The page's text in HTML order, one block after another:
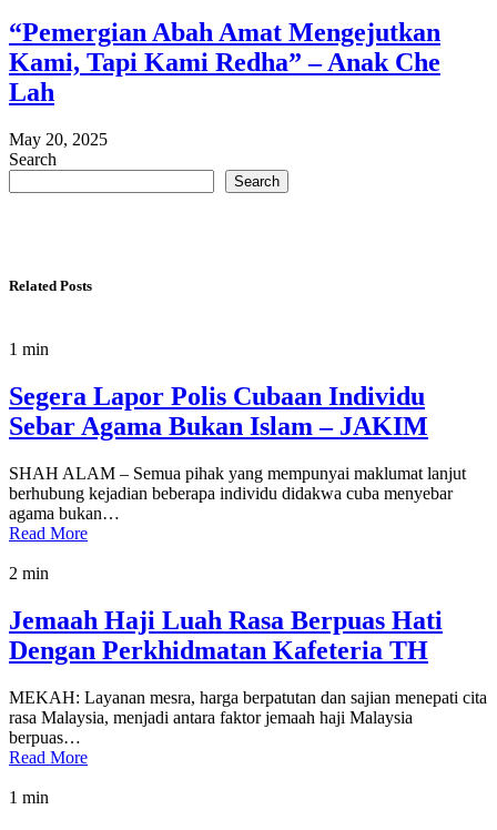
“Pemergian Abah Amat Mengejutkan
Kami, Tapi Kami Redha” – Anak Che
Lah
May 20, 2025
Search
Search
Related Posts
1 min
Segera Lapor Polis Cubaan Individu
Sebar Agama Bukan Islam – JAKIM
SHAH ALAM – Semua pihak yang mempunyai maklumat lanjut
berhubung kejadian beberapa individu didakwa cuba menyebar
agama bukan…
Read More
2 min
Jemaah Haji Luah Rasa Berpuas Hati
Dengan Perkhidmatan Kafeteria TH
MEKAH: Layanan mesra, harga berpatutan dan sajian menepati cita
rasa Malaysia, menjadi antara faktor jemaah haji Malaysia
berpuas…
Read More
1 min